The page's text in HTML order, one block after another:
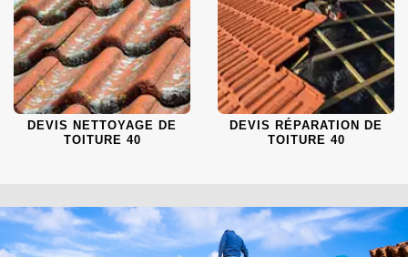
DEVIS NETTOYAGE DE
TOITURE 40
DEVIS RÉPARATION DE
TOITURE 40